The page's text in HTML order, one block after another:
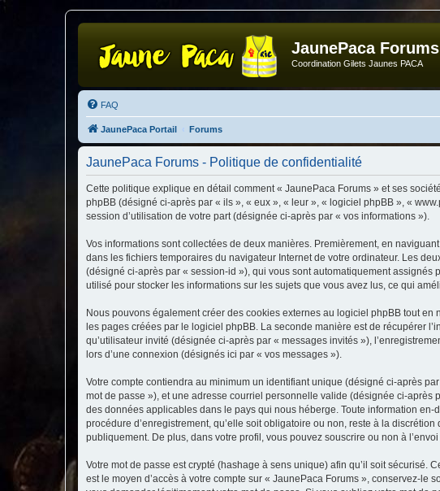
JaunePaca Forums
Coordination Gilets Jaunes PACA
FAQ
JaunePaca Portail Forums
JaunePaca Forums - Politique de confidentialité
Cette politique explique en détail comment « JaunePaca Forums » et ses
phpBB (désigné ci-après par « ils », « eux », « leur », « logiciel phpBB », «
session d’utilisation de votre part (désignée ci-après par « vos informations »).
Vos informations sont collectées de deux manières. Premièrement, en
dans les fichiers temporaires du navigateur Internet de votre ordinateur. Les
(désigné ci-après par « session-id »), qui vous sont automatiquement
utilisé pour stocker les informations sur les sujets que vous avez lus, ce qui
Nous pouvons également créer des cookies externes au logiciel phpBB tout
les pages créées par le logiciel phpBB. La seconde manière est de récupérer
qu’utilisateur invité (désignée ci-après par « messages invités »),
lors d’une connexion (désignés ici par « vos messages »).
Votre compte contiendra au minimum un identifiant unique (désigné ci-après
mot de passe »), et une adresse courriel personnelle valide (désignée ci-après
des données applicables dans le pays qui nous héberge. Toute information
procédure d’enregistrement, qu’elle soit obligatoire ou non, reste à la
publiquement. De plus, dans votre profil, vous pouvez souscrire ou non à
Votre mot de passe est crypté (hashage à sens unique) afin qu’il soit sécurisé.
est le moyen d’accès à votre compte sur « JaunePaca Forums », conservez-